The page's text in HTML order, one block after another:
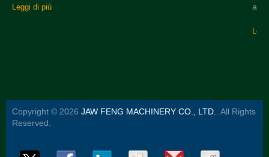
Leggi di più
Copyright © 2026 JAW FENG MACHINERY CO., LTD.
. All Rights
Reserved.